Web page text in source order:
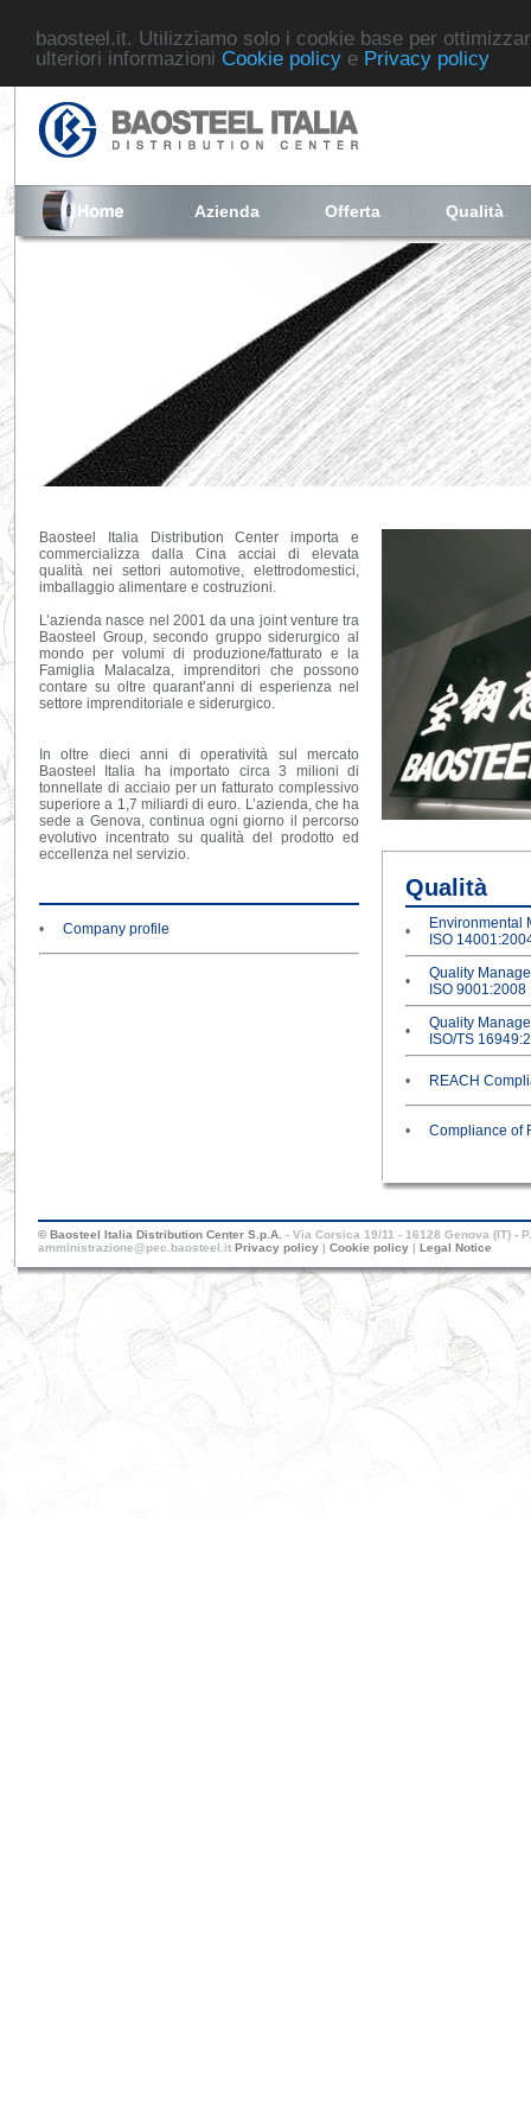
baosteel.it. Utilizziamo solo i cookie base per
ulteriori informazioni Cookie policy e Privacy policy
Azienda Offerta Qualità
Baosteel Italia Distribution Center importa e
commercializza dalla Cina acciai di elevata
qualità nei settori automotive, elettrodomestici,
imballaggio alimentare e costruzioni.
L’azienda nasce nel 2001 da una joint venture tra
Baosteel Group, secondo gruppo siderurgico al
mondo per volumi di produzione/fatturato e la
Famiglia Malacalza, imprenditori che possono
contare su oltre quarant’anni di esperienza nel
settore imprenditoriale e siderurgico.
In oltre dieci anni di operatività sul mercato
Baosteel Italia ha importato circa 3 milioni di
tonnellate di acciaio per un fatturato complessivo
superiore a 1,7 miliardi di euro. L’azienda, che ha
sede a Genova, continua ogni giorno il percorso
evolutivo incentrato su qualità del prodotto ed
eccellenza nel servizio.
• Company profile
Qualità
•
Environmental
ISO
•
Quality
ISO 9001:2008
•
Quality
ISO/TS
• REACH
• Compliance of
© Baosteel Italia Distribution Center S.p.A. - Via Corsica 19/11 - 16128 Genova (IT) -
amministrazione@pec.baosteel.it Privacy policy | Cookie policy | Legal Notice